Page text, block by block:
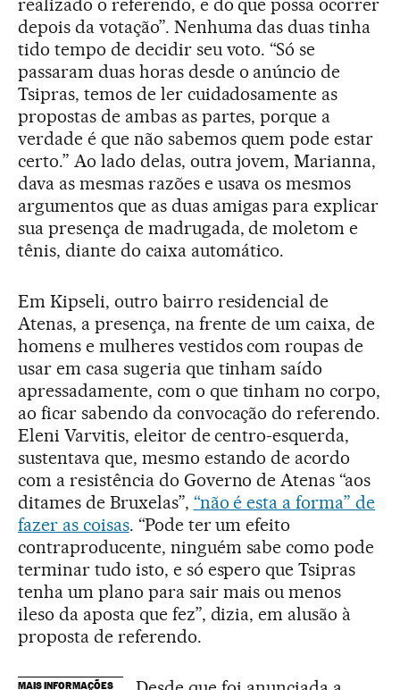
realizado o referendo, e do que possa ocorrer
depois da votação”. Nenhuma das duas tinha
tido tempo de decidir seu voto. “Só se
passaram duas horas desde o anúncio de
Tsipras, temos de ler cuidadosamente as
propostas de ambas as partes, porque a
verdade é que não sabemos quem pode estar
certo.” Ao lado delas, outra jovem, Marianna,
dava as mesmas razões e usava os mesmos
argumentos que as duas amigas para explicar
sua presença de madrugada, de moletom e
tênis, diante do caixa automático.
Em Kipseli, outro bairro residencial de
Atenas, a presença, na frente de um caixa, de
homens e mulheres vestidos com roupas de
usar em casa sugeria que tinham saído
apressadamente, com o que tinham no corpo,
ao ficar sabendo da convocação do referendo.
Eleni Varvitis, eleitor de centro-esquerda,
sustentava que, mesmo estando de acordo
com a resistência do Governo de Atenas “aos
ditames de Bruxelas”, “não é esta a forma” de
fazer as coisas. “Pode ter um efeito
contraproducente, ninguém sabe como pode
terminar tudo isto, e só espero que Tsipras
tenha um plano para sair mais ou menos
ileso da aposta que fez”, dizia, em alusão à
proposta de referendo.
MAIS INFORMAÇÕES